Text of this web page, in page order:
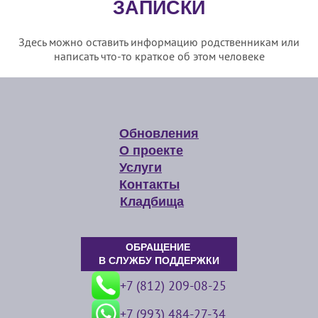
ЗАПИСКИ
Здесь можно оставить информацию родственникам или
написать что-то краткое об этом человеке
Обновления
О проекте
Услуги
Контакты
Кладбища
ОБРАЩЕНИЕ
В СЛУЖБУ ПОДДЕРЖКИ
+7 (812) 209-08-25
+7 (993) 484-27-34